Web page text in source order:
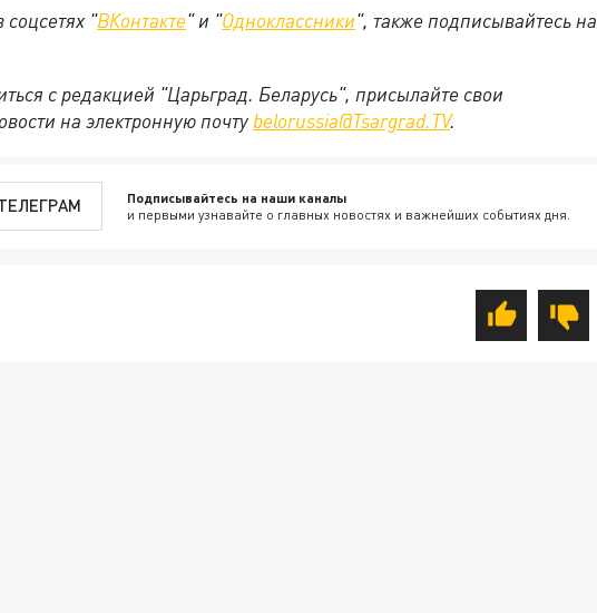
"ВКонтакте" и "Одноклассники", также подписывайтесь на
с редакцией "Царьград. Беларусь", присылайте свои
на электронную почту belorussia@Tsargrad.TV.
Подписывайтесь на наши каналы
и первыми узнавайте о главных новостях и важнейших событиях дня.